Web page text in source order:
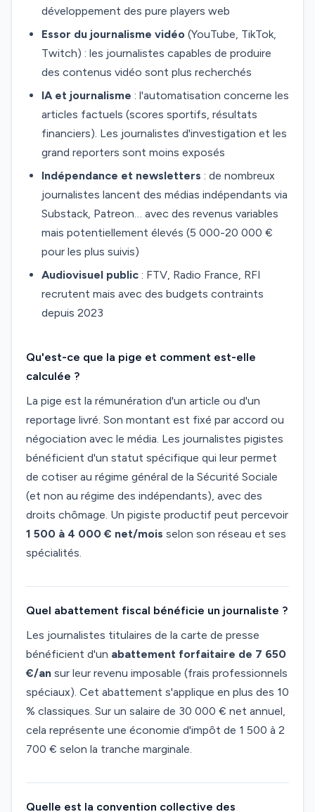
développement des pure players web
Essor du journalisme vidéo (YouTube, TikTok,
Twitch) : les journalistes capables de produire
des contenus vidéo sont plus recherchés
IA et journalisme : l'automatisation concerne les
articles factuels (scores sportifs, résultats
financiers). Les journalistes d'investigation et les
grand reporters sont moins exposés
Indépendance et newsletters : de nombreux
journalistes lancent des médias indépendants via
Substack, Patreon… avec des revenus variables
mais potentiellement élevés (5 000-20 000 €
pour les plus suivis)
Audiovisuel public : FTV, Radio France, RFI
recrutent mais avec des budgets contraints
depuis 2023
Qu'est-ce que la pige et comment est-elle
calculée ?
La pige est la rémunération d'un article ou d'un
reportage livré. Son montant est fixé par accord ou
négociation avec le média. Les journalistes pigistes
bénéficient d'un statut spécifique qui leur permet
de cotiser au régime général de la Sécurité Sociale
(et non au régime des indépendants), avec des
droits chômage. Un pigiste productif peut percevoir
1 500 à 4 000 € net/mois selon son réseau et ses
spécialités.
Quel abattement fiscal bénéficie un journaliste ?
Les journalistes titulaires de la carte de presse
bénéficient d'un abattement forfaitaire de 7 650
€/an sur leur revenu imposable (frais professionnels
spéciaux). Cet abattement s'applique en plus des 10
% classiques. Sur un salaire de 30 000 € net annuel,
cela représente une économie d'impôt de 1 500 à 2
700 € selon la tranche marginale.
Quelle est la convention collective des